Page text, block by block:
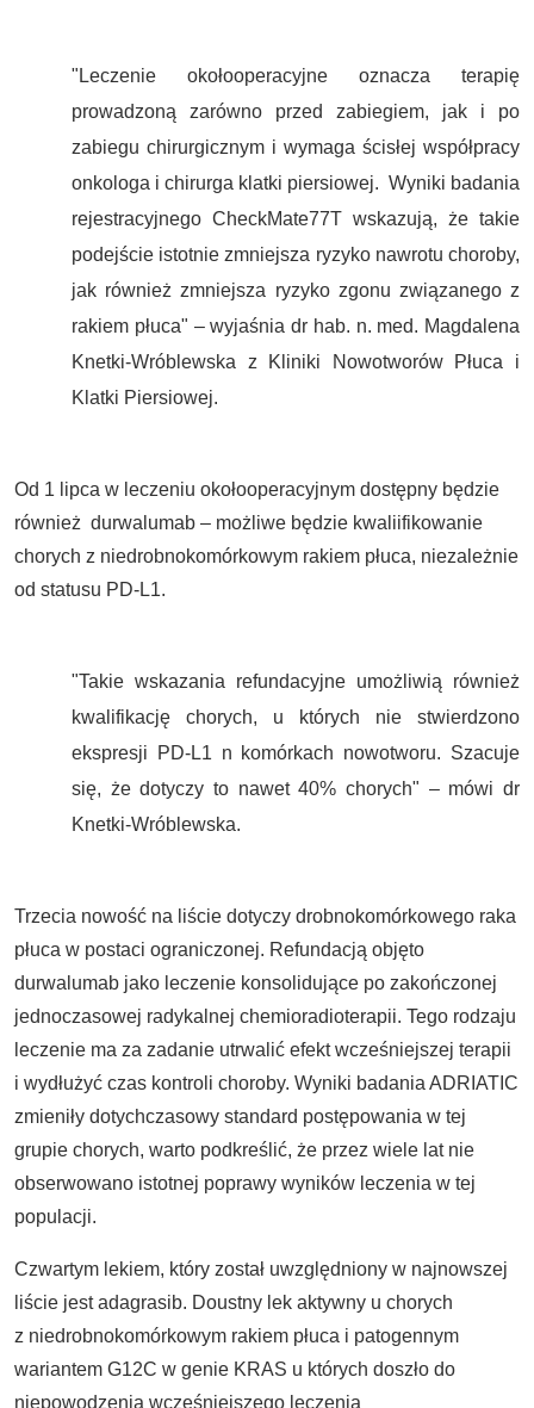
"Leczenie okołooperacyjne oznacza terapię
prowadzoną zarówno przed zabiegiem, jak i po
zabiegu chirurgicznym i wymaga ścisłej współpracy
onkologa i chirurga klatki piersiowej. Wyniki badania
rejestracyjnego CheckMate77T wskazują, że takie
podejście istotnie zmniejsza ryzyko nawrotu choroby,
jak również zmniejsza ryzyko zgonu związanego z
rakiem płuca" – wyjaśnia dr hab. n. med. Magdalena
Knetki-Wróblewska z Kliniki Nowotworów Płuca i
Klatki Piersiowej.
Od 1 lipca w leczeniu okołooperacyjnym dostępny będzie
również durwalumab – możliwe będzie kwaliifikowanie
chorych z niedrobnokomórkowym rakiem płuca, niezależnie
od statusu PD-L1.
"Takie wskazania refundacyjne umożliwią również
kwalifikację chorych, u których nie stwierdzono
ekspresji PD-L1 n komórkach nowotworu. Szacuje
się, że dotyczy to nawet 40% chorych" – mówi dr
Knetki-Wróblewska.
Trzecia nowość na liście dotyczy drobnokomórkowego raka
płuca w postaci ograniczonej. Refundacją objęto
durwalumab jako leczenie konsolidujące po zakończonej
jednoczasowej radykalnej chemioradioterapii. Tego rodzaju
leczenie ma za zadanie utrwalić efekt wcześniejszej terapii
i wydłużyć czas kontroli choroby. Wyniki badania ADRIATIC
zmieniły dotychczasowy standard postępowania w tej
grupie chorych, warto podkreślić, że przez wiele lat nie
obserwowano istotnej poprawy wyników leczenia w tej
populacji.
Czwartym lekiem, który został uwzględniony w najnowszej
liście jest adagrasib. Doustny lek aktywny u chorych
z niedrobnokomórkowym rakiem płuca i patogennym
wariantem G12C w genie KRAS u których doszło do
niepowodzenia wcześniejszego leczenia